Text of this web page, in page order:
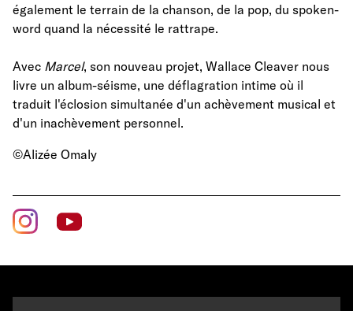
également le terrain de la chanson, de la pop, du spoken-
word quand la nécessité le rattrape.
Avec Marcel, son nouveau projet, Wallace Cleaver nous
livre un album-séisme, une déflagration intime où il
traduit l'éclosion simultanée d'un achèvement musical et
d'un inachèvement personnel.
©Alizée Omaly